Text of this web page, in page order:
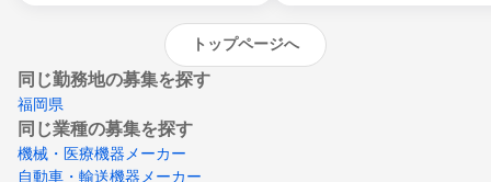
トップページへ
同じ勤務地の募集を探す
福岡県
同じ業種の募集を探す
機械・医療機器メーカー
自動車・輸送機器メーカー